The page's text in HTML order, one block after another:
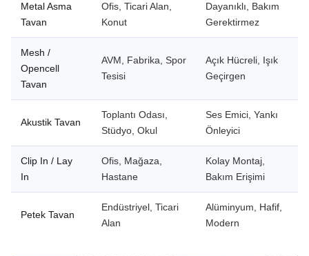
Metal Asma
Tavan
Ofis, Ticari Alan,
Konut
Dayanıklı, Bakım
Gerektirmez
Mesh /
Opencell
Tavan
AVM, Fabrika, Spor
Tesisi
Açık Hücreli, Işık
Geçirgen
Akustik Tavan
Toplantı Odası,
Stüdyo, Okul
Ses Emici, Yankı
Önleyici
Clip In / Lay
In
Ofis, Mağaza,
Hastane
Kolay Montaj,
Bakım Erişimi
Petek Tavan
Endüstriyel, Ticari
Alan
Alüminyum, Hafif,
Modern